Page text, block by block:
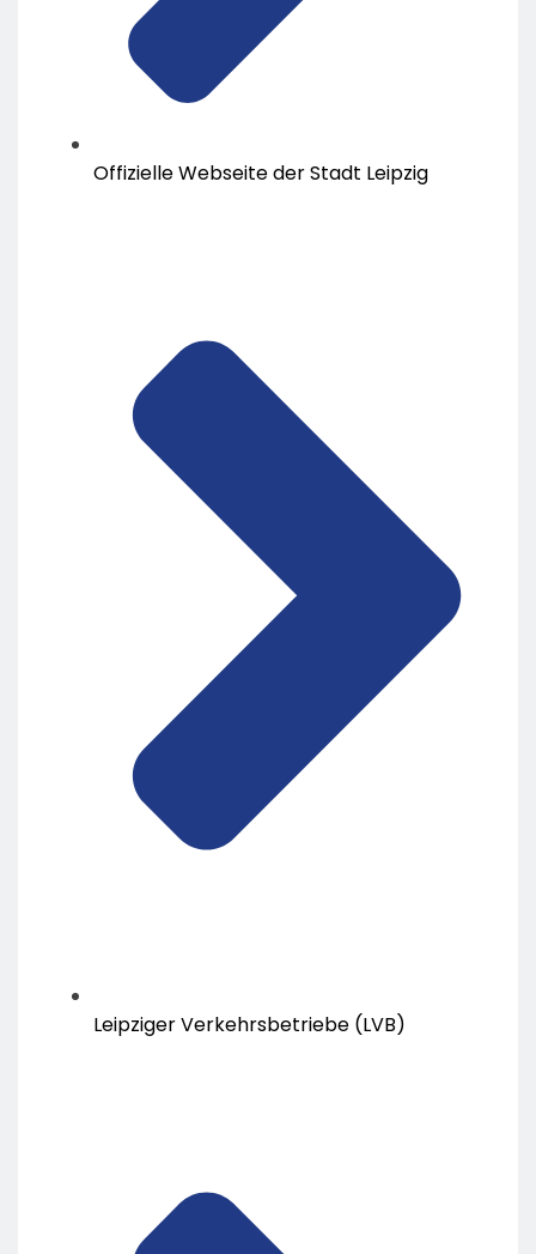
Offizielle Webseite der Stadt Leipzig
Leipziger Verkehrsbetriebe (LVB)